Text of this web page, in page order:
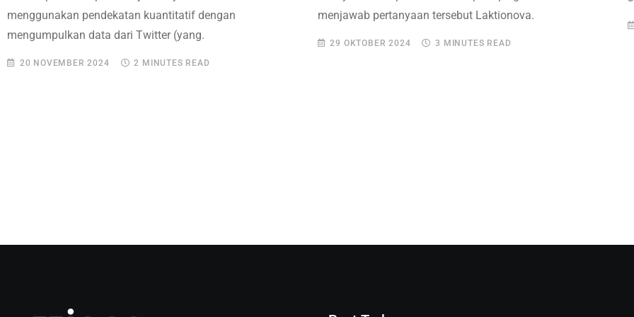
menggunakan pendekatan kuantitatif dengan
mengumpulkan data dari Twitter (yang.
20 NOVEMBER 2024 2 MINUTES READ
menjawab pertanyaan tersebut Laktionova.
29 OKTOBER 2024 3 MINUTES READ